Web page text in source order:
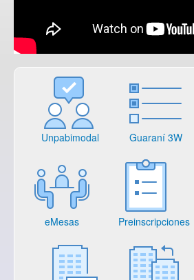
Unpabimodal Guaraní 3W
eMesas Preinscripciones